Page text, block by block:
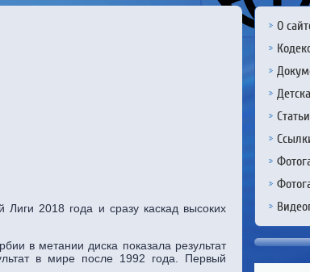
О
Статьи
2018 года и сразу каскад высоких
в метании диска показала результат
в мире после 1992 года. Первый